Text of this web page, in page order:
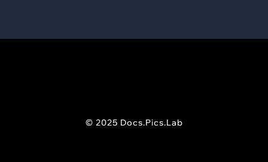
© 2025 Docs.Pics.Lab